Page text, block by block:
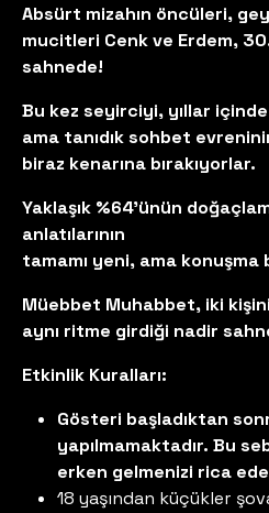
Absürt mizahın öncüleri,
mucitleri Cenk ve Erdem,
sahnede!
Bu kez seyirciyi, yıllar
ama tanıdık sohbet
biraz kenarına bırakıyorlar.
Yaklaşık %64’ünün
anlatılarının
tamamı yeni, ama konuşma
Müebbet Muhabbet, iki
aynı ritme girdiği nadir
Etkinlik Kuralları:
Gösteri başladıktan
yapılmamaktadır. Bu
erken gelmenizi rica
18 yaşından küçükler